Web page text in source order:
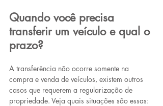
Quando você precisa
transferir um veículo e qual o
prazo?
A transferência não ocorre somente na
compra e venda de veículos, existem outros
casos que requerem a regularização de
propriedade. Veja quais situações são essas: